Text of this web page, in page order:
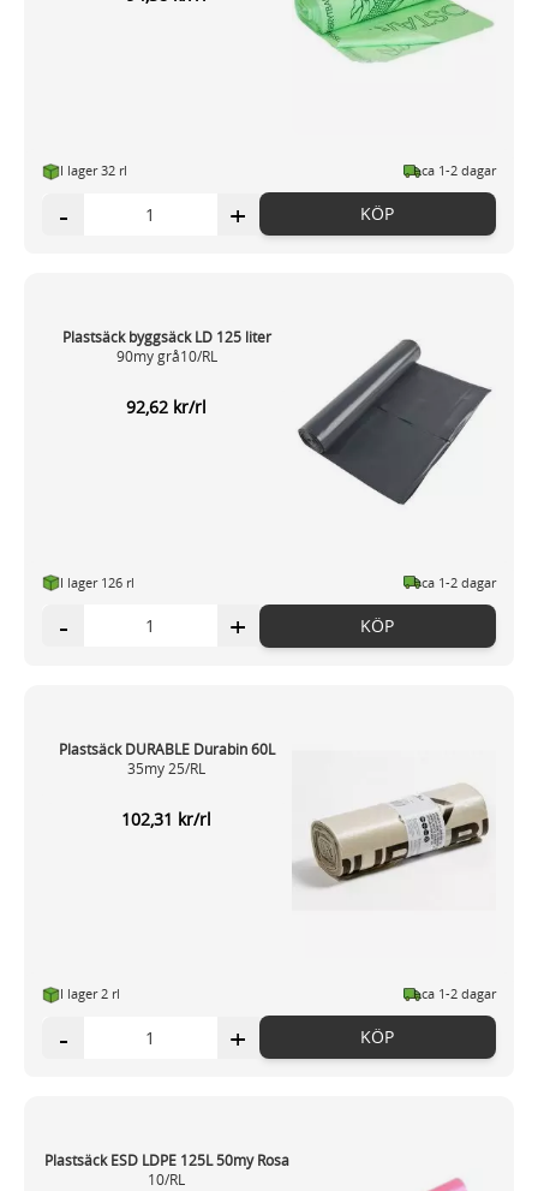
I lager 32 rl ca 1-2 dagar
- + KÖP
Plastsäck byggsäck LD 125 liter
90my grå10/RL
92,62 kr/rl
I lager 126 rl ca 1-2 dagar
- + KÖP
Plastsäck DURABLE Durabin 60L
35my 25/RL
102,31 kr/rl
I lager 2 rl ca 1-2 dagar
- + KÖP
Plastsäck ESD LDPE 125L 50my Rosa
10/RL